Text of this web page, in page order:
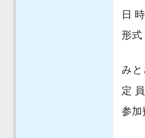
日
形
※
み
定
参加